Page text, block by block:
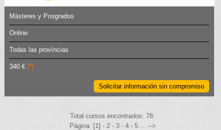
Másteres y Posgrados
Online
Todas las províncias
340 € (*)
Solicitar información sin compromiso
Total cursos encontrados: 78.
Pàgina: [1] - 2- 3- 4- 5... -->